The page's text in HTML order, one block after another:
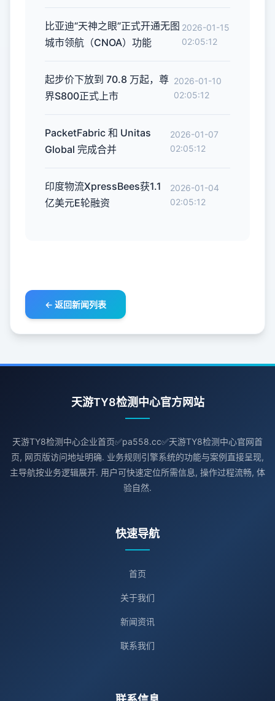
比亚迪“天神之眼”正式开通无图
城市领航（CNOA）功能
2026-01-15
02:05:12
起步价下放到 70.8 万起，尊
界S800正式上市
2026-01-10
02:05:12
PacketFabric 和 Unitas
Global 完成合并
2026-01-07
02:05:12
印度物流XpressBees获1.1
亿美元E轮融资
2026-01-04
02:05:12
← 返回新闻列表
天游TY8检测中心官方网站
天游TY8检测中心企业首页✅pa558.cc✅天游TY8检测中心官网首
页, 网页版访问地址明确. 业务规则引擎系统的功能与案例直接呈现,
主导航按业务逻辑展开. 用户可快速定位所需信息, 操作过程流畅, 体
验自然.
快速导航
首页
关于我们
新闻资讯
联系我们